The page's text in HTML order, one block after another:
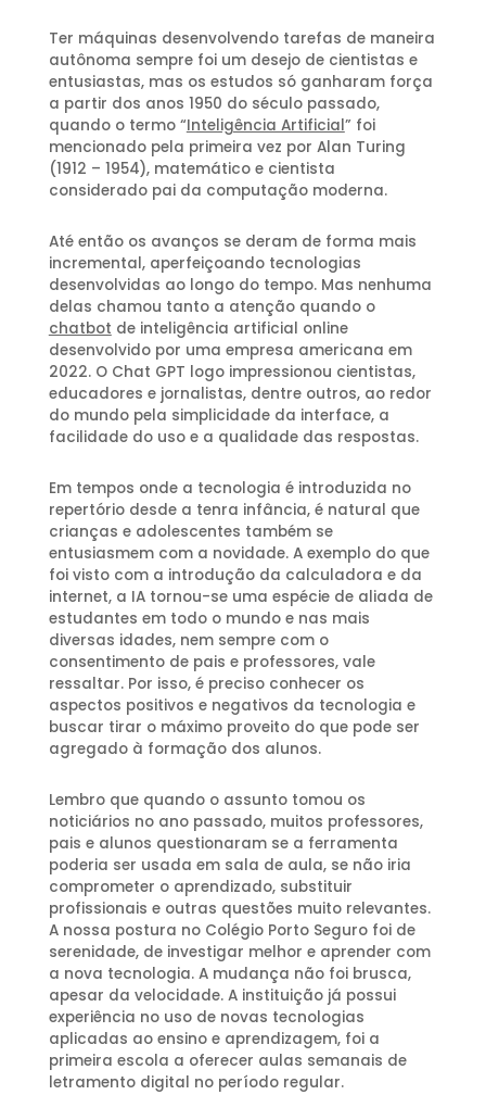
Ter máquinas desenvolvendo tarefas de maneira
autônoma sempre foi um desejo de cientistas e
entusiastas, mas os estudos só ganharam força
a partir dos anos 1950 do século passado,
quando o termo “Inteligência Artificial” foi
mencionado pela primeira vez por Alan Turing
(1912 – 1954), matemático e cientista
considerado pai da computação moderna.
Até então os avanços se deram de forma mais
incremental, aperfeiçoando tecnologias
desenvolvidas ao longo do tempo. Mas nenhuma
delas chamou tanto a atenção quando o
chatbot de inteligência artificial online
desenvolvido por uma empresa americana em
2022. O Chat GPT logo impressionou cientistas,
educadores e jornalistas, dentre outros, ao redor
do mundo pela simplicidade da interface, a
facilidade do uso e a qualidade das respostas.
Em tempos onde a tecnologia é introduzida no
repertório desde a tenra infância, é natural que
crianças e adolescentes também se
entusiasmem com a novidade. A exemplo do que
foi visto com a introdução da calculadora e da
internet, a IA tornou-se uma espécie de aliada de
estudantes em todo o mundo e nas mais
diversas idades, nem sempre com o
consentimento de pais e professores, vale
ressaltar. Por isso, é preciso conhecer os
aspectos positivos e negativos da tecnologia e
buscar tirar o máximo proveito do que pode ser
agregado à formação dos alunos.
Lembro que quando o assunto tomou os
noticiários no ano passado, muitos professores,
pais e alunos questionaram se a ferramenta
poderia ser usada em sala de aula, se não iria
comprometer o aprendizado, substituir
profissionais e outras questões muito relevantes.
A nossa postura no Colégio Porto Seguro foi de
serenidade, de investigar melhor e aprender com
a nova tecnologia. A mudança não foi brusca,
apesar da velocidade. A instituição já possui
experiência no uso de novas tecnologias
aplicadas ao ensino e aprendizagem, foi a
primeira escola a oferecer aulas semanais de
letramento digital no período regular.